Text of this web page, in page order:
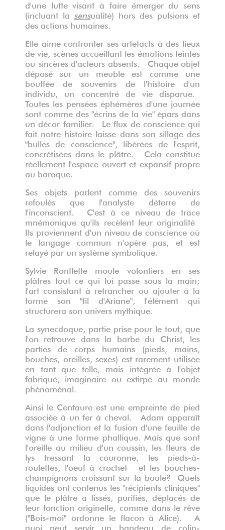
d'une lutte visant à faire émerger du sens
(incluant la sensualité) hors des pulsions et
des actions humaines.
Elle aime confronter ses artefacts à des lieux
de vie, scènes accueillant les émotions feintes
ou sincères d'acteurs absents. Chaque objet
déposé sur un meuble est comme une
bouffée de souvenirs de l'histoire d'un
individu, un concentré de vie disparue.
Toutes les pensées éphémères d'une journée
sont comme des "écrins de la vie" épars dans
un décor familier. Le flux de conscience qui
fait notre histoire laisse dans son sillage des
"bulles de conscience", libérées de l'esprit,
concrétisées dans le plâtre. Cela constitue
réellement l'espace ouvert et expansif propre
au baroque.
Ses objets parlent comme des souvenirs
refoulés que l'analyste déterre de
l'inconscient. C'est à ce niveau de trace
mnémonique qu'ils recèlent leur originalité
Ils proviennent d'un niveau de conscience où
le langage commun n'opère pas, et est
relayé par un système symbolique.
Sylvie Ronflette moule volontiers en ses
plâtres tout ce qui lui passe sous la main;
l'art consistant à retrancher ou ajouter à la
forme son "fil d'Ariane", l'élément qui
structurera son univers mythique.
La synecdoque, partie prise pour le tout, que
l'on retrouve dans la barbe du Christ, les
parties de corps humains (pieds, mains,
bouches, oreilles, sexes) est rarement utilisée
en tant que telle, mais intégrée à l'objet
fabriqué, imaginaire ou extirpé au monde
phénoménal.
Ainsi le Centaure est une empreinte de pied
associée à un fer à cheval. Adam apparaît
dans l'adjonction et la fusion d'une feuille de
vigne à une forme phallique. Mais que sont
l'oreille au milieu d'un coussin, les fleurs de
lys tressant la couronne, les pieds-à-
roulettes, l'oeuf à crochet et les bouches-
champignons croissant sur la boule? Quels
liquides ont contenus les "récipients cliniques"
que le plâtre a lissés, purifiés, déplacés de
leur fonction originelle, comme dans le rêve
("Bois-moi" ordonne le flacon à Alice). A
quoi peut servir un bandeau de colin-